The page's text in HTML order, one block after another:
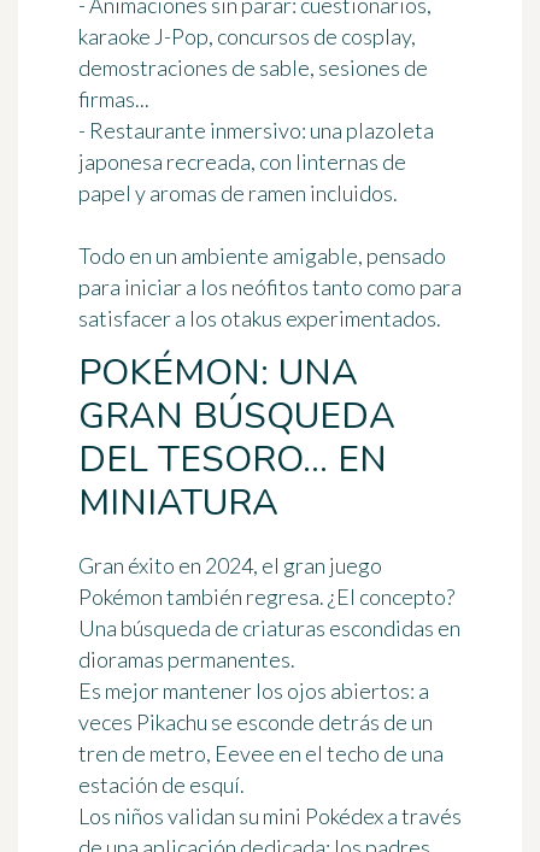
karaoke J-Pop, concursos de cosplay,
demostraciones de sable, sesiones de
firmas...
- Restaurante inmersivo: una plazoleta
japonesa recreada, con linternas de
papel y aromas de ramen incluidos.
Todo en un ambiente amigable, pensado
para iniciar a los neófitos tanto como para
satisfacer a los otakus experimentados.
POKÉMON: UNA
GRAN BÚSQUEDA
DEL TESORO... EN
MINIATURA
Gran éxito en 2024, el gran juego
Pokémontambién regresa. ¿El concepto?
Una búsqueda de criaturas escondidas en
dioramas permanentes.
Es mejor mantener los ojos abiertos: a
veces Pikachu se esconde detrás de un
tren de metro, Eevee en el techo de una
estación de esquí.
Los niños validan su mini Pokédex a través